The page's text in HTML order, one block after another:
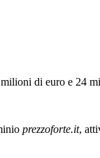
di euro e 24
prezzoforte.it,